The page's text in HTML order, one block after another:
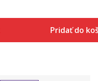
Pridať do